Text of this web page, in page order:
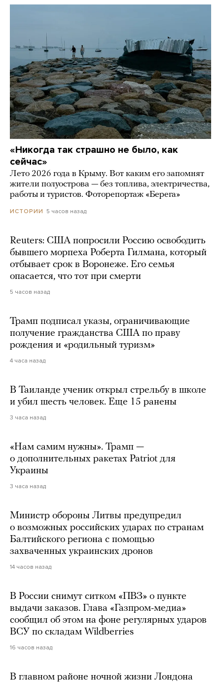
«Никогда так страшно не было, как
сейчас»
Лето 2026 года в Крыму. Вот каким его запомнят
жители полуострова — без топлива, электричества,
работы и туристов. Фоторепортаж «Берега»
ИСТОРИИ 5 часов назад
Reuters: США попросили Россию освободить
бывшего морпеха Роберта Гилмана, который
отбывает срок в Воронеже. Его семья
опасается, что тот при смерти
5 часов назад
Трамп подписал указы, ограничивающие
получение гражданства США по праву
рождения и «родильный туризм»
4 часа назад
В Таиланде ученик открыл стрельбу в школе
и убил шесть человек. Еще 15 ранены
3 часа назад
«Нам самим нужны». Трамп —
о дополнительных ракетах Patriot для
Украины
3 часа назад
Министр обороны Литвы предупредил
о возможных российских ударах по странам
Балтийского региона с помощью
захваченных украинских дронов
14 часов назад
В России снимут ситком «ПВЗ» о пункте
выдачи заказов. Глава «Газпром-медиа»
сообщил об этом на фоне регулярных ударов
ВСУ по складам Wildberries
16 часов назад
В главном районе ночной жизни Лондона